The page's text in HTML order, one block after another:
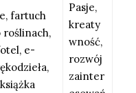
fartuch
roślinach,
e-
Pasje,
kreaty
wność,
rozwój
zainter